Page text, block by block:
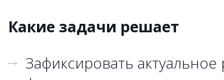
Какие задачи решает
Зафиксировать